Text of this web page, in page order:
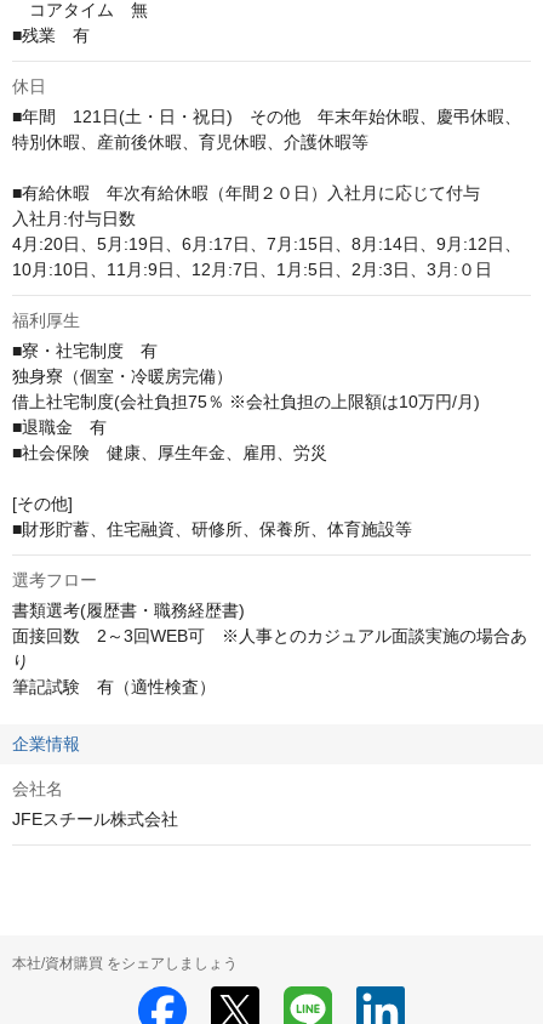
コアタイム　無
■残業　有
休日
■年間　121日(土・日・祝日)　その他　年末年始休暇、慶弔休暇、
特別休暇、産前後休暇、育児休暇、介護休暇等
■有給休暇　年次有給休暇（年間２０日）入社月に応じて付与
入社月:付与日数
4月:20日、5月:19日、6月:17日、7月:15日、8月:14日、9月:12日、
10月:10日、11月:9日、12月:7日、1月:5日、2月:3日、3月:０日
福利厚生
■寮・社宅制度　有
独身寮（個室・冷暖房完備）
借上社宅制度(会社負担75％ ※会社負担の上限額は10万円/月)
■退職金　有
■社会保険　健康、厚生年金、雇用、労災
[その他]
■財形貯蓄、住宅融資、研修所、保養所、体育施設等
選考フロー
書類選考(履歴書・職務経歴書)
面接回数　2～3回WEB可　※人事とのカジュアル面談実施の場合あ
り
筆記試験　有（適性検査）
企業情報
会社名
JFEスチール株式会社
本社/資材購買 をシェアしましょう